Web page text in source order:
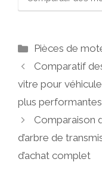
Catégories
Pièces de
Comparatif
vitre pour
plus
Comparaison
d’arbre de
d’achat complet